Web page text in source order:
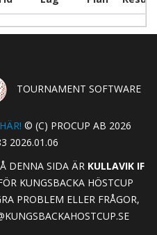
TOURNAMENT SOFTWARE
© (C) PROCUP AB 2026
2026.01.06
DENNA SIDA ÄR KULLAVIK IF
KUNGSBACKA HÖSTCUP
PROBLEM ELLER FRÅGOR,